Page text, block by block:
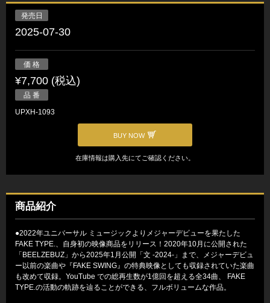
発売日
2025-07-30
価 格
¥7,700 (税込)
品 番
UPXH-1093
BUY NOW
在庫情報は購入先にてご確認ください。
商品紹介
●2022年ユニバーサル ミュージックよりメジャーデビューを果たした
FAKE TYPE.、自身初の映像商品をリリース！2020年10月に公開された
「BEELZEBUZ」から2025年1月公開「文 -2024-」まで、メジャーデビュ
ー以前の楽曲や『FAKE SWING』の特典映像としても収録されていた楽曲
も改めて収録。YouTube での総再⽣数が1億回を超える全34曲、 FAKE
TYPE.の活動の軌跡を辿ることができる、フルボリュームな作品。